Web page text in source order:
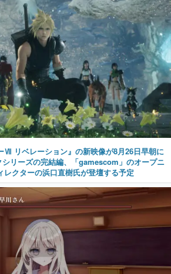
Ⅶ リベレーション』の新映像が8月26日早朝に
リーズの完結編、「gamescom」のオープニ
レクターの浜口直樹氏が登壇する予定